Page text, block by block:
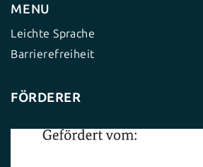
MENU
Leichte Sprache
Barrierefreiheit
FÖRDERER